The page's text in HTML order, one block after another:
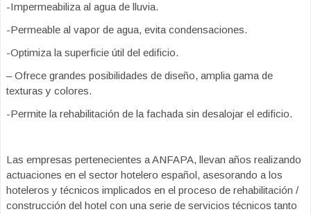
-Impermeabiliza al agua de lluvia.
-Permeable al vapor de agua, evita condensaciones.
-Optimiza la superficie útil del edificio.
– Ofrece grandes posibilidades de diseño, amplia gama de
texturas y colores.
-Permite la rehabilitación de la fachada sin desalojar el edificio.
Las empresas pertenecientes a ANFAPA, llevan años realizando
actuaciones en el sector hotelero español, asesorando a los
hoteleros y técnicos implicados en el proceso de rehabilitación /
construcción del hotel con una serie de servicios técnicos tanto